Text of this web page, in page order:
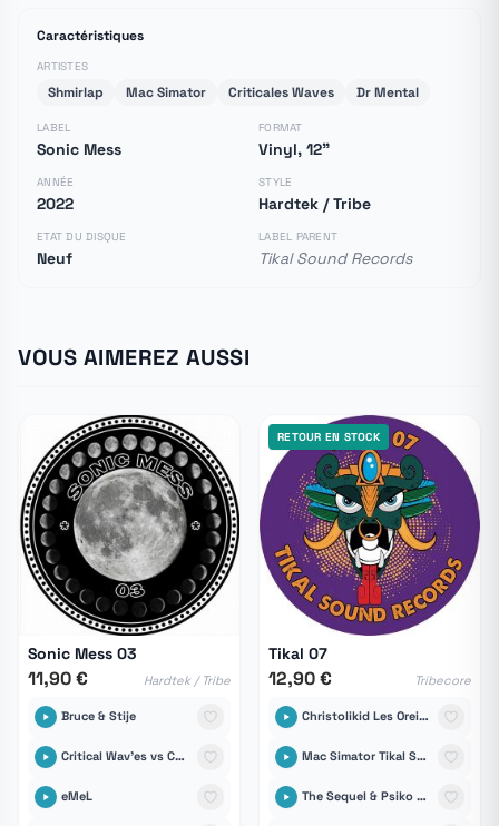
Caractéristiques
ARTISTES
Shmirlap Mac Simator Criticales Waves Dr Mental
LABEL
Sonic Mess
FORMAT
Vinyl, 12"
ANNÉE
2022
STYLE
Hardtek / Tribe
ETAT DU DISQUE
Neuf
LABEL PARENT
Tikal Sound Records
VOUS AIMEREZ AUSSI
Sonic Mess 03
11,90 € Hardtek / Tribe
Bruce & Stije
Critical Wav'es vs Cartograph
eMeL
RETOUR EN STOCK
Tikal 07
12,90 € Tribecore
Christolikid Les Oreilles Libres
Mac Simator Tikal Sound Records
The Sequel & Psiko Radiation Sound System